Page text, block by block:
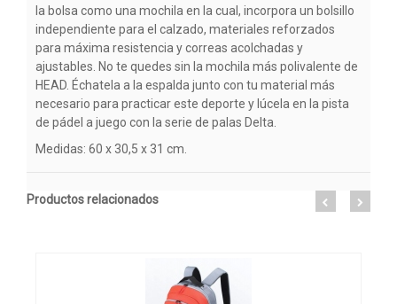
la bolsa como una mochila en la cual, incorpora un bolsillo
independiente para el calzado, materiales reforzados
para máxima resistencia y correas acolchadas y
ajustables. No te quedes sin la mochila más polivalente de
HEAD. Échatela a la espalda junto con tu material más
necesario para practicar este deporte y lúcela en la pista
de pádel a juego con la serie de palas Delta.
Medidas: 60 x 30,5 x 31 cm.
Productos relacionados